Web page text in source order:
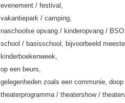
evenement / festival,
vakantiepark / camping,
naschoolse opvang / kinderopvang /
school / basisschool, bijvoorbeeld
kinderboekenweek,
op een beurs,
gelegenheden zoals een communie,
theaterprogramma / theatershow /